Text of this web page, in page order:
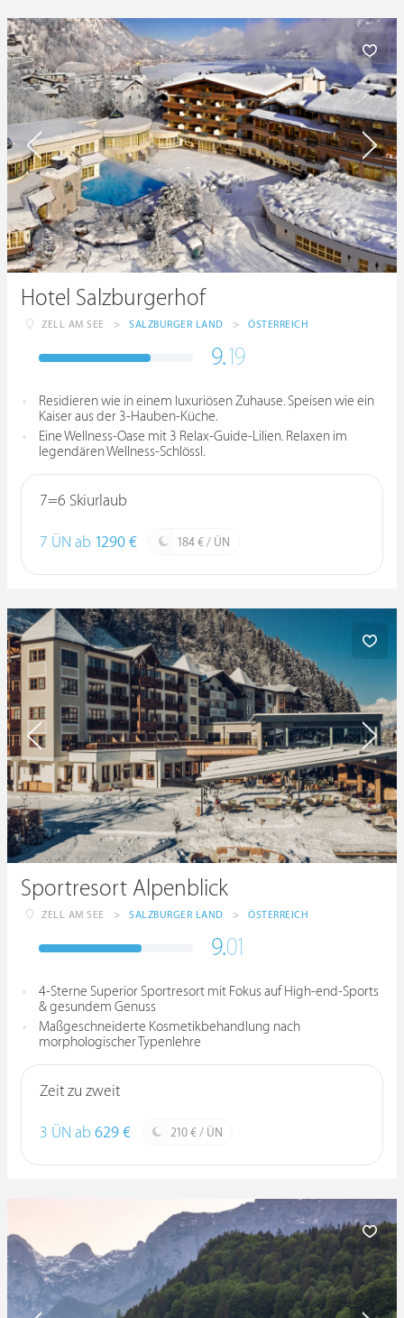
Hotel Salzburgerhof
ZELL AM SEE > SALZBURGER LAND > ÖSTERREICH
9.19
Residieren wie in einem luxuriösen Zuhause. Speisen wie ein
Kaiser aus der 3-Hauben-Küche.
Eine Wellness-Oase mit 3 Relax-Guide-Lilien. Relaxen im
legendären Wellness-Schlössl.
7=6 Skiurlaub
7 ÜN ab 1290 € 184 € / ÜN
Sportresort Alpenblick
ZELL AM SEE > SALZBURGER LAND > ÖSTERREICH
9.01
4-Sterne Superior Sportresort mit Fokus auf High-end-Sports
& gesundem Genuss
Maßgeschneiderte Kosmetikbehandlung nach
morphologischer Typenlehre
Zeit zu zweit
3 ÜN ab 629 € 210 € / ÜN